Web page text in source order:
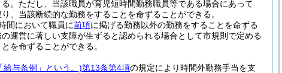
。 ただし、当該職員が育児短時間勤務職員等である場合にあって
、当該断続的な勤務をすることを命ずることができる。
間において職員に前項に掲げる勤務以外の勤務をすることを命ずる
運営に著しい支障が生ずると認められる場合として市規則で定める
を命ずることができる。
与条例」という。)第13条第4項の規定により時間外勤務手当を支